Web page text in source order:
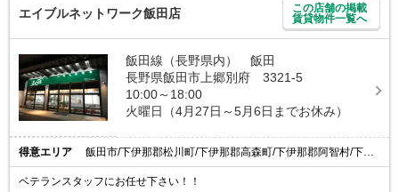
エイブルネットワーク飯田店
この店舗の掲載
賃貸物件一覧へ
飯田線（長野県内） 飯田
長野県飯田市上郷別府 3321-5
10:00～18:00
火曜日（4月27日～5月6日までお休み）
得意エリア 飯田市/下伊那郡松川町/下伊那郡高森町/下伊那郡阿智村/下伊那郡喬木村
ベテランスタッフにお任せ下さい！！